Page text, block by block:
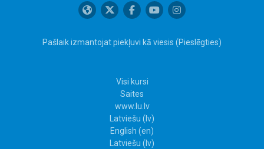
Pašlaik izmantojat piekļuvi kā viesis (Pieslēgties)
Visi kursi
Saites
www.lu.lv
Latviešu ‎(lv)‎
English ‎(en)‎
Latviešu ‎(lv)‎